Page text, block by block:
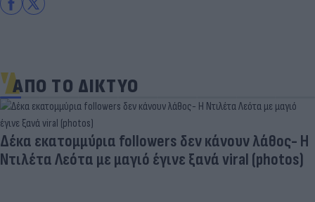
ΑΠΟ ΤΟ ΔΙΚΤΥΟ
Πανζουρλισμός στην παρουσίαση του Σαλάχ -
Χιλιάδες κόσμου στο γήπεδο της Τραμπζονσπόρ